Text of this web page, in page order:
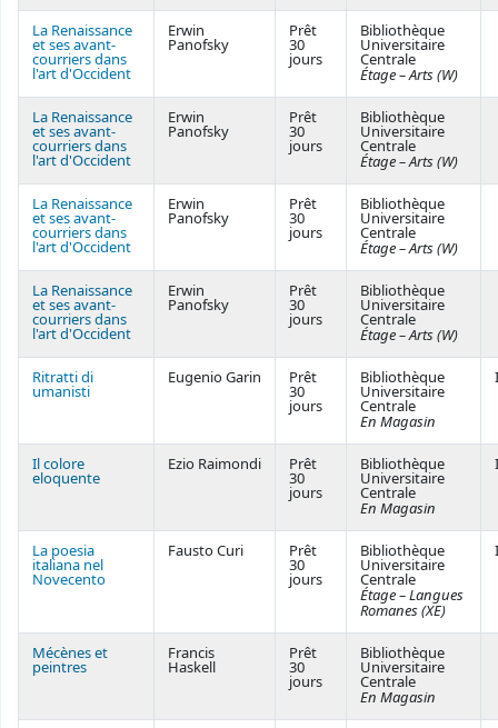
La Renaissance
et ses avant-
courriers dans
l'art d'Occident
Erwin
Panofsky
Prêt
30
jours
Bibliothèque
Universitaire
Centrale
Étage – Arts (W)
La Renaissance
et ses avant-
courriers dans
l'art d'Occident
Erwin
Panofsky
Prêt
30
jours
Bibliothèque
Universitaire
Centrale
Étage – Arts (W)
La Renaissance
et ses avant-
courriers dans
l'art d'Occident
Erwin
Panofsky
Prêt
30
jours
Bibliothèque
Universitaire
Centrale
Étage – Arts (W)
La Renaissance
et ses avant-
courriers dans
l'art d'Occident
Erwin
Panofsky
Prêt
30
jours
Bibliothèque
Universitaire
Centrale
Étage – Arts (W)
Ritratti di
umanisti
Eugenio Garin Prêt
30
jours
Bibliothèque
Universitaire
Centrale
En Magasin
Il colore
eloquente
Ezio Raimondi Prêt
30
jours
Bibliothèque
Universitaire
Centrale
En Magasin
La poesia
italiana nel
Novecento
Fausto Curi Prêt
30
jours
Bibliothèque
Universitaire
Centrale
Étage – Langues
Romanes (XE)
Mécènes et
peintres
Francis
Haskell
Prêt
30
jours
Bibliothèque
Universitaire
Centrale
En Magasin